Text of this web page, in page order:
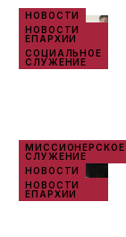
НОВОСТИ
НОВОСТИ
ЕПАРХИИ
СОЦИАЛЬНОЕ
СЛУЖЕНИЕ
МИССИОНЕРСКОЕ
СЛУЖЕНИЕ
НОВОСТИ
НОВОСТИ
ЕПАРХИИ